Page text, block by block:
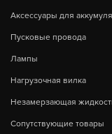
Аксессуары для
Пусковые провода
Лампы
Нагрузочная вилка
Незамерзающая
Сопутствующие товары